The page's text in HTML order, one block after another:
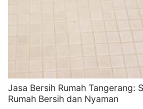
Jasa Bersih Rumah Tangerang:
Rumah Bersih dan Nyaman